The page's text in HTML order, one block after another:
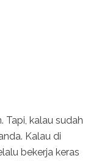
Tapi, kalau sudah
Kalau di
bekerja keras